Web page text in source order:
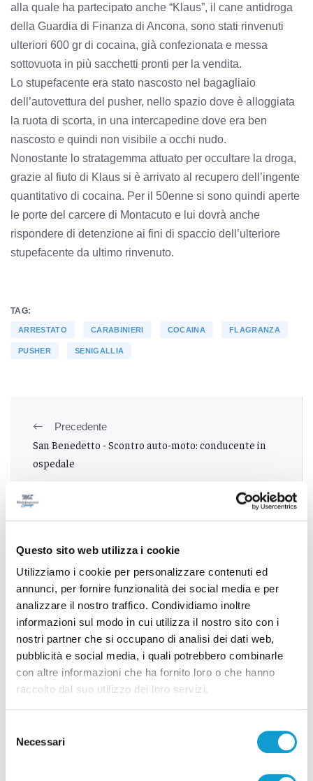
Questo sito web utilizza i cookie
Utilizziamo i cookie per personalizzare contenuti ed
annunci, per fornire funzionalità dei social media e per
analizzare il nostro traffico. Condividiamo inoltre
informazioni sul modo in cui utilizza il nostro sito con i
nostri partner che si occupano di analisi dei dati web,
pubblicità e social media, i quali potrebbero combinarle
con altre informazioni che ha fornito loro o che hanno
raccolto dal suo utilizzo dei loro servizi.
delNecessari
alla quale ha partecipato anche “Klaus”, il cane antidroga
della Guardia di Finanza di Ancona, sono stati rinvenuti
ulteriori 600 gr di cocaina, già confezionata e messa
sottovuota in più sacchetti pronti per la vendita.
Lo stupefacente era stato nascosto nel bagagliaio
dell’autovettura del pusher, nello spazio dove è alloggiata
la ruota di scorta, in una intercapedine dove era ben
nascosto e quindi non visibile a occhi nudo.
Nonostante lo stratagemma attuato per occultare la droga,
grazie al fiuto di Klaus si è arrivato al recupero dell’ingente
quantitativo di cocaina. Per il 50enne si sono quindi aperte
le porte del carcere di Montacuto e lui dovrà anche
rispondere di detenzione ai fini di spaccio dell’ulteriore
stupefacente da ultimo rinvenuto.
TAG:
ARRESTATO CARABINIERI COCAINA FLAGRANZA
PUSHER SENIGALLIA
Precedente
San Benedetto - Scontro auto-moto: conducente in
ospedale
Successivo
Tutti gli articoli
Correlati